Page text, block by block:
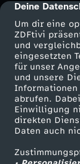
cmp-dialog-
Deine
Um dir eine
ZDFtivi
und
eingesetzten
für unser
und unsere
abrufen.
Einwilligung
direkten
Daten auch
Mehr ZDF
ZDF-Apps
Smart TV
ZDFtext
Livestreams